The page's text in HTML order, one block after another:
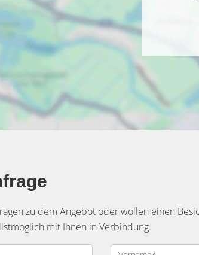
zu dem Angebot oder wollen einen
mit Ihnen in Verbindung.